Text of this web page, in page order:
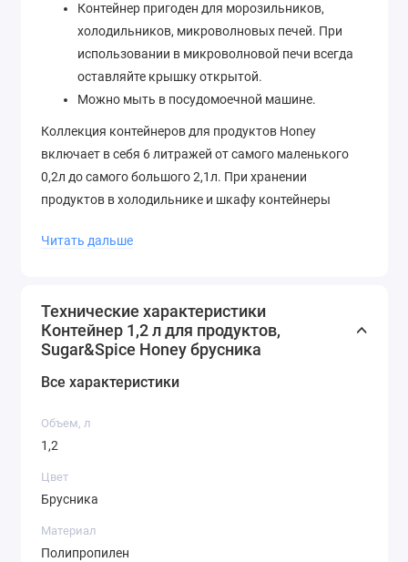
Контейнер пригоден для морозильников,
холодильников, микроволновых печей. При
использовании в микроволновой печи всегда
оставляйте крышку открытой.
Можно мыть в посудомоечной машине.
Коллекция контейнеров для продуктов Honey
включает в себя 6 литражей от самого маленького
0,2л до самого большого 2,1л. При хранении
продуктов в холодильнике и шкафу контейнеры
крышке. Пустые контейнеры компактно
Читать дальше
Технические характеристики
Контейнер 1,2 л для продуктов,
Sugar&Spice Honey брусника
Все характеристики
Объем, л
1,2
Цвет
Брусника
Материал
Полипропилен